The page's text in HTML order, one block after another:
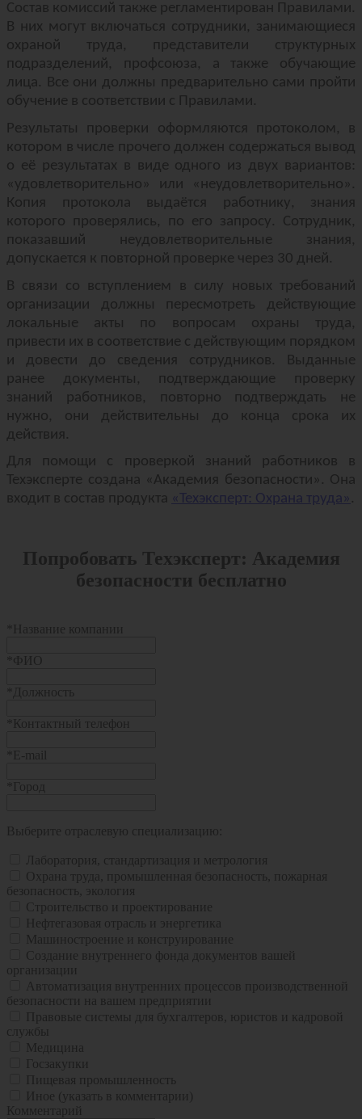
Состав комиссий также регламентирован Правилами.
В них могут включаться сотрудники, занимающиеся
охраной труда, представители структурных
подразделений, профсоюза, а также обучающие
лица. Все они должны предварительно сами пройти
обучение в соответствии с Правилами.
Результаты проверки оформляются протоколом, в
котором в числе прочего должен содержаться вывод
о её результатах в виде одного из двух вариантов:
«удовлетворительно» или «неудовлетворительно».
Копия протокола выдаётся работнику, знания
которого проверялись, по его запросу. Сотрудник,
показавший неудовлетворительные знания,
допускается к повторной проверке через 30 дней.
В связи со вступлением в силу новых требований
организации должны пересмотреть действующие
локальные акты по вопросам охраны труда,
привести их в соответствие с действующим порядком
и довести до сведения сотрудников. Выданные
ранее документы, подтверждающие проверку
знаний работников, повторно подтверждать не
нужно, они действительны до конца срока их
действия.
Для помощи с проверкой знаний работников в
Техэксперте создана «Академия безопасности». Она
входит в состав продукта
«Техэксперт: Охрана труда» .
Попробовать Техэксперт: Академия
безопасности бесплатно
Название компании
ФИО
Должность
Контактный телефон
E-mail
Город
Выберите отраслевую специализацию:
Лаборатория, стандартизация и метрология
Охрана труда, промышленная безопасность, пожарная
безопасность, экология
Строительство и проектирование
Нефтегазовая отрасль и энергетика
Машиностроение и конструирование
Создание внутреннего фонда документов вашей
организации
Автоматизация внутренних процессов производственной
безопасности на вашем предприятии
Правовые системы для бухгалтеров, юристов и кадровой
службы
Медицина
Госзакупки
Пищевая промышленность
Иное (указать в комментарии)
Комментарий